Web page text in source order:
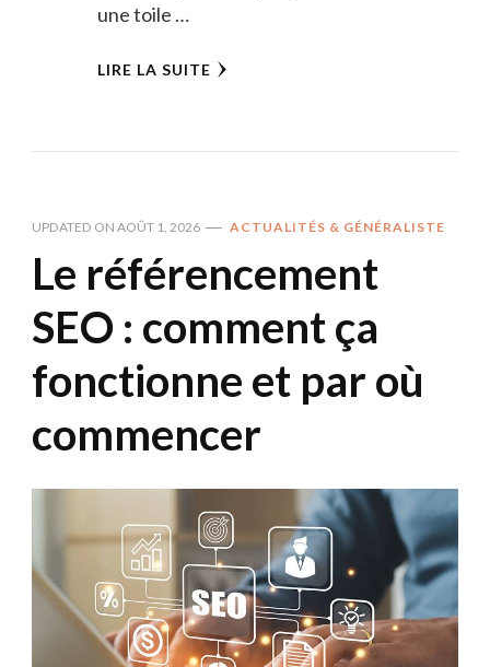
une toile …
LIRE LA SUITE
UPDATED ON AOÛT 1, 2026 ACTUALITÉS & GÉNÉRALISTE
Le référencement
SEO : comment ça
fonctionne et par où
commencer